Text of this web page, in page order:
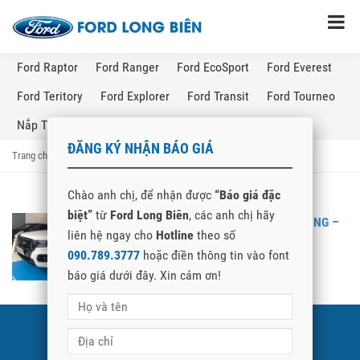
Ford Raptor Ford Ranger Ford EcoSport
Ford Everest
Ford Teritory
Ford Explorer Ford Transit
Ford Tourneo
Nắp Thùng Ford Ranger
Trang chủ Posts Tagged "giá xe ford ranger vĩnh long"
GIÁ XE FORD RANGER TẠI VĨNH LONG –
FORD LONG BIÊN
ĐĂNG KÝ NHẬN BÁO GIÁ
Chào anh chị, để nhận được “Báo giá đặc
biệt” từ Ford Long Biên, các anh chị hãy
liên hệ ngay cho Hotline theo số
090.789.3777 hoặc điền thông tin vào font
báo giá dưới đây. Xin cảm ơn!